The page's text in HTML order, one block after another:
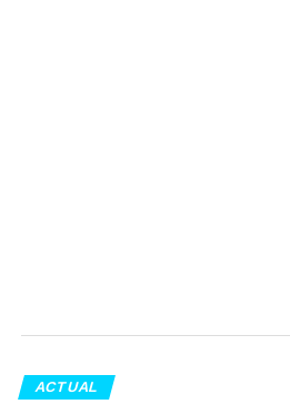
ACTUAL